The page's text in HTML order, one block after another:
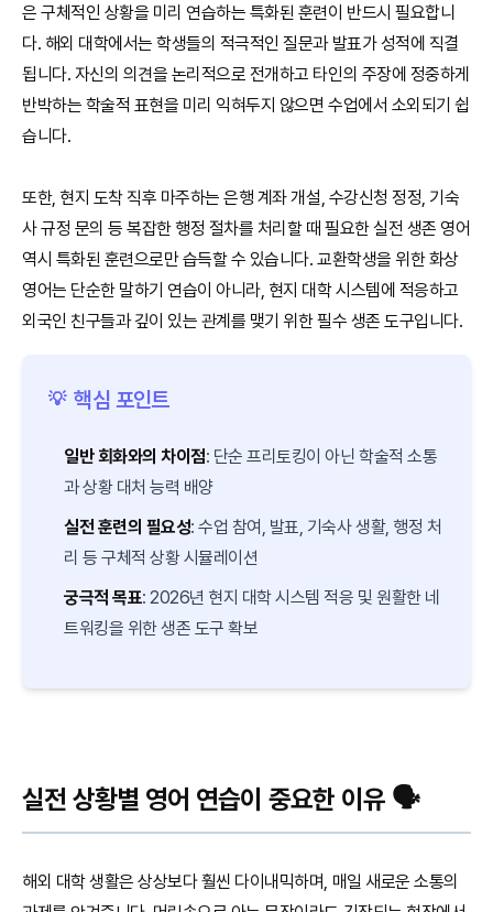
은 구체적인 상황을 미리 연습하는 특화된 훈련이 반드시 필요합니
다. 해외 대학에서는 학생들의 적극적인 질문과 발표가 성적에 직결
됩니다. 자신의 의견을 논리적으로 전개하고 타인의 주장에 정중하게
반박하는 학술적 표현을 미리 익혀두지 않으면 수업에서 소외되기 쉽
습니다.
또한, 현지 도착 직후 마주하는 은행 계좌 개설, 수강신청 정정, 기숙
사 규정 문의 등 복잡한 행정 절차를 처리할 때 필요한 실전 생존 영어
역시 특화된 훈련으로만 습득할 수 있습니다. 교환학생을 위한 화상
영어는 단순한 말하기 연습이 아니라, 현지 대학 시스템에 적응하고
외국인 친구들과 깊이 있는 관계를 맺기 위한 필수 생존 도구입니다.
💡 핵심 포인트
일반 회화와의 차이점: 단순 프리토킹이 아닌 학술적 소통
과 상황 대처 능력 배양
실전 훈련의 필요성: 수업 참여, 발표, 기숙사 생활, 행정 처
리 등 구체적 상황 시뮬레이션
궁극적 목표: 2026년 현지 대학 시스템 적응 및 원활한 네
트워킹을 위한 생존 도구 확보
실전 상황별 영어 연습이 중요한 이유 🗣️
해외 대학 생활은 상상보다 훨씬 다이내믹하며, 매일 새로운 소통의